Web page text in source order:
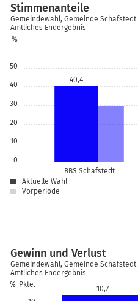
0
10
20
30
40
50
%
BBS Schafstedt
40,4
Stimmenanteile
Gemeindewahl, Gemeinde Schafstedt
Amtliches Endergebnis
Aktuelle Wahl
Vorperiode
%-Pkte.
10,7
Gewinn und Verlust
Gemeindewahl, Gemeinde Schafstedt
Amtliches Endergebnis